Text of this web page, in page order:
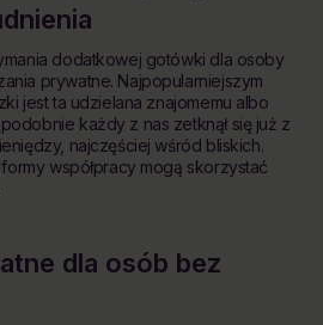
dodatkowej gotówki dla osoby
prywatne. Najpopularniejszym
jest ta udzielana znajomemu albo
każdy z nas zetknął się już z
najczęściej wśród bliskich.
współpracy mogą skorzystać
dla osób bez